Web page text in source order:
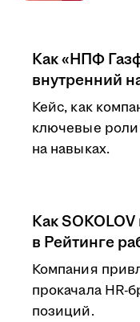
Как «НПФ
внутренний
Кейс, как
ключевые роли
на навыках.
Как
в Рейтинге
Компания
прокачала HR-
позиций.